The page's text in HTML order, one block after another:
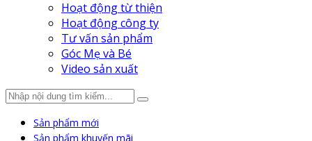
Hoạt động từ thiện
Hoạt động công ty
Tư vấn sản phẩm
Góc Mẹ và Bé
Video sản xuất
Sản phẩm mới
Sản phẩm khuyến mãi